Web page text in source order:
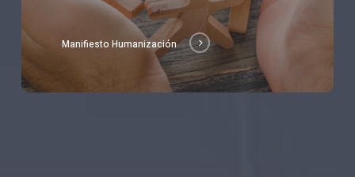
Manifiesto Humanización